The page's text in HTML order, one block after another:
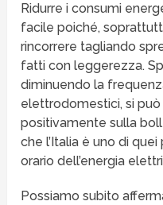
Ridurre i consumi
facile poiché,
rincorrere tagliando
fatti con leggerezza.
diminuendo la
elettrodomestici, si
positivamente sulla
che l’Italia è uno di
orario dell’energia
Possiamo subito